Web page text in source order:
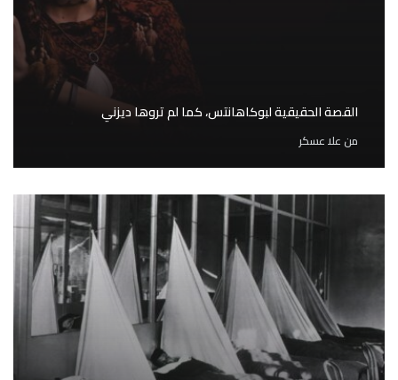
القصة الحقيقية لبوكاهانتس، كما لم تروها ديزني
من علا عسكر